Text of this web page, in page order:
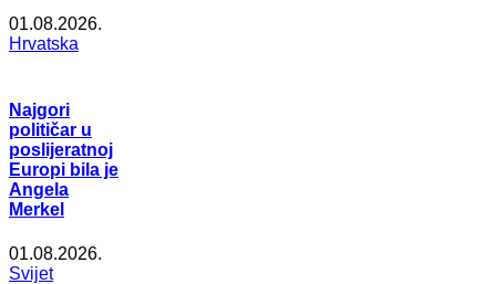
01.08.2026.
Hrvatska
Najgori
političar u
poslijeratnoj
Europi bila je
Angela
Merkel
01.08.2026.
Svijet